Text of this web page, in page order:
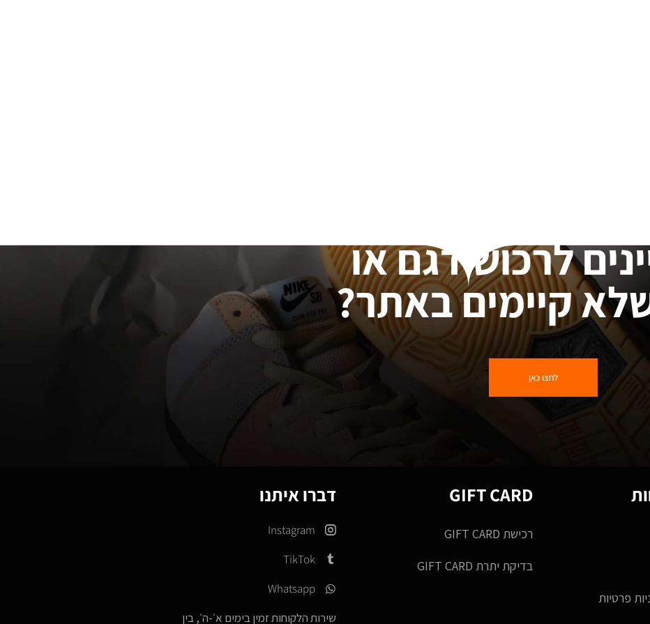
לרכוש דגם או
קיימים באתר?
לחצו כאן
פרטיות
GIFT CARD
רכישת GIFT CARD
בדיקת יתרת GIFT CARD
דברו איתנו
Instagram
TikTok
Whatsapp
שירות הלקוחות זמין בימים א׳-ה׳, בין